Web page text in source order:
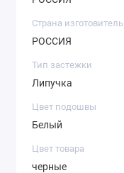
Страна изготовитель
РОССИЯ
Тип застежки
Липучка
Цвет подошвы
Белый
Цвет товара
черные